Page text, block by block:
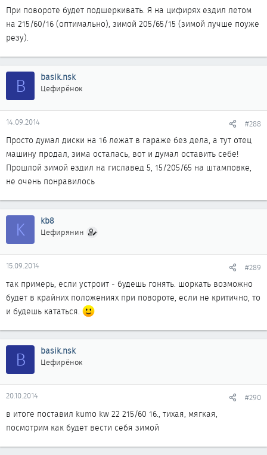
При повороте будет подшеркивать. Я на цифирях ездил летом
на 215/60/16 (оптимально), зимой 205/65/15 (зимой лучше поуже
резу).
B basik.nsk
Цефирёнок
14.09.2014 #288
Просто думал диски на 16 лежат в гараже без дела, а тут отец
машину продал, зима осталась, вот и думал оставить себе!
Прошлой зимой ездил на гиславед 5, 15/205/65 на штамповке,
не очень понравилось
K kb8
Цефирянин
15.09.2014 #289
так примерь, если устроит - будешь гонять. шоркать возможно
будет в крайних положениях при повороте, если не критично, то
и будешь кататься.
B basik.nsk
Цефирёнок
20.10.2014 #290
в итоге поставил kumo kw 22 215/60 16., тихая, мягкая,
посмотрим как будет вести себя зимой